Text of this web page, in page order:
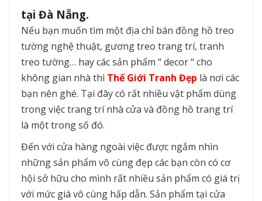
tại Đà Nẵng.
Nếu bạn muốn tìm một địa chỉ bán đồng hồ treo
tường nghệ thuật, gương treo trang trí, tranh
treo tường… hay các sản phẩm “ decor “ cho
không gian nhà thì Thế Giới Tranh Đẹp là nơi các
bạn nên ghé. Tại đây có rất nhiều vật phẩm dùng
trong việc trang trí nhà cửa và đồng hồ trang trí
là một trong số đó.
Đến với cửa hàng ngoài việc được ngắm nhìn
những sản phẩm vô cùng đẹp các bạn còn có cơ
hội sở hữu cho mình rất nhiều sản phẩm có giá trị
với mức giá vô cùng hấp dẫn. Sản phẩm tại cửa